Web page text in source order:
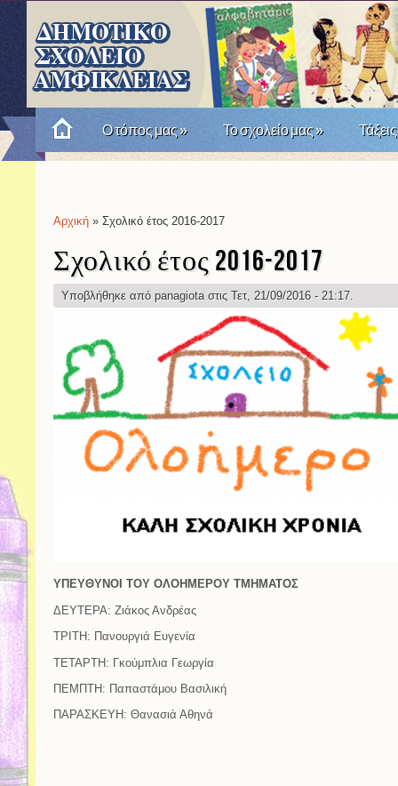
Ο τόπος μας» Το σχολείο μας» Τάξεις
Είστε εδώ
Αρχική » Σχολικό έτος 2016-2017
Σχολικό έτος 2016-2017
Υποβλήθηκε από panagiotaστις Τετ, 21/09/2016 - 21:17.
ΥΠΕΥΘΥΝΟΙ ΤΟΥ ΟΛΟΗΜΕΡΟΥ ΤΜΗΜΑΤΟΣ
ΔΕΥΤΕΡΑ: Ζιάκος Ανδρέας
ΤΡΙΤΗ: Πανουργιά Ευγενία
ΤΕΤΑΡΤΗ: Γκούμπλια Γεωργία
ΠΕΜΠΤΗ: Παπαστάμου Βασιλική
ΠΑΡΑΣΚΕΥΗ: Θανασιά Αθηνά